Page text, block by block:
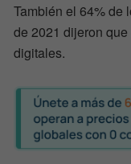
También el 64% de
de 2021 dijeron
digitales.